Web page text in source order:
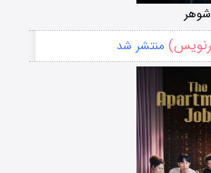
شوهر
منتشر شد